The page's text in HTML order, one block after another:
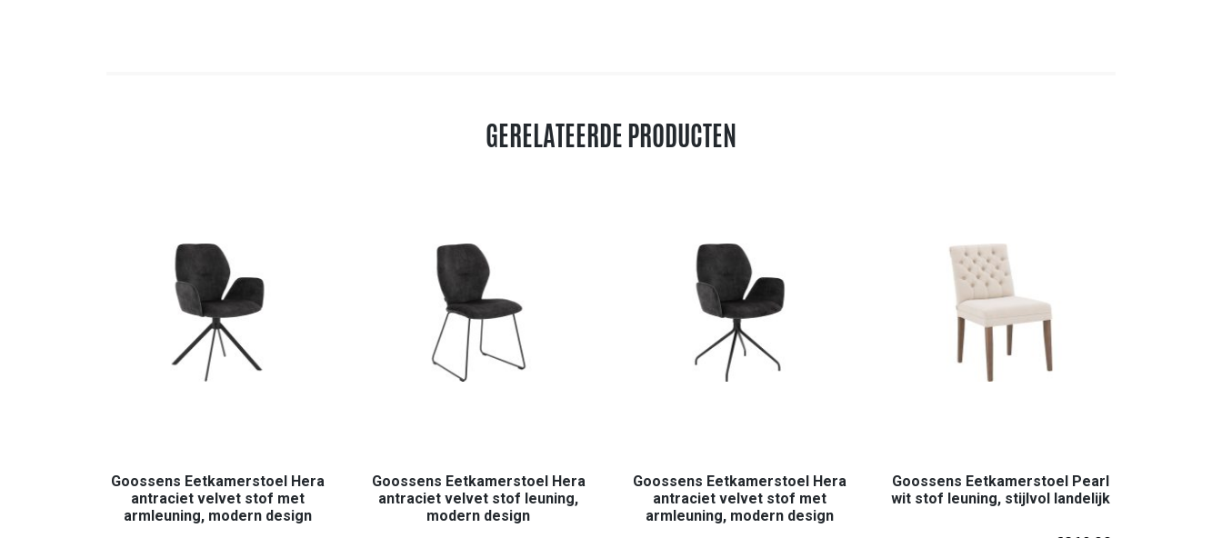
GERELATEERDE PRODUCTEN
Goossens Eetkamerstoel Hera
antraciet velvet stof met
armleuning, modern design
Goossens Eetkamerstoel Hera
antraciet velvet stof leuning,
modern design
Goossens Eetkamerstoel Hera
antraciet velvet stof met
armleuning, modern design
Goossens Eetkamerstoel Pearl
wit stof leuning, stijlvol landelijk